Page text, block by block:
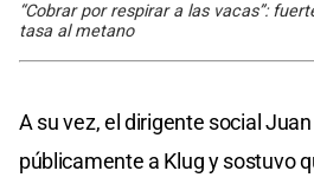
“Cobrar por respirar a las vacas”:
tasa al metano
A su vez, el dirigente social
públicamente a Klug y sostuvo